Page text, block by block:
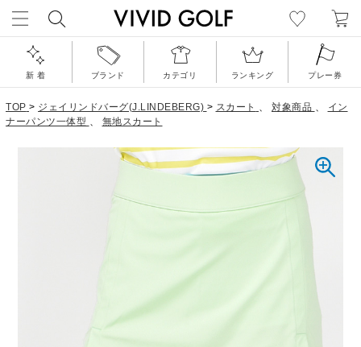
新 着 ブランド カテゴリ ランキング プレー券
TOP > ジェイリンドバーグ(J.LINDEBERG) > スカート 、 対象商品 、
イン
ナーパンツ一体型 、 無地スカート